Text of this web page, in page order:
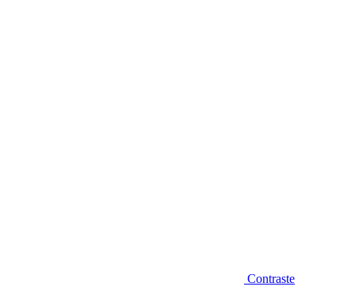
Contraste